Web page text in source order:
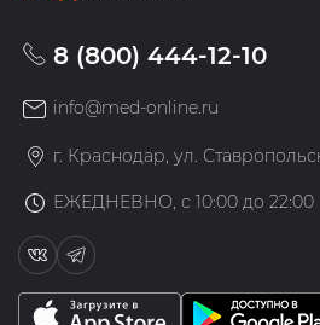
8 (800) 444-12-10
info@med-online.ru
г. Краснодар, ул.
ЕЖЕДНЕВНО, с 10:00 до 22:00